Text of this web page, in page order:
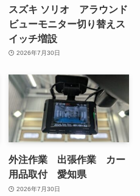
スズキ ソリオ アラウンド
ビューモニター切り替えス
イッチ増設
2026年7月30日
外注作業 出張作業 カー
用品取付 愛知県
2026年7月30日